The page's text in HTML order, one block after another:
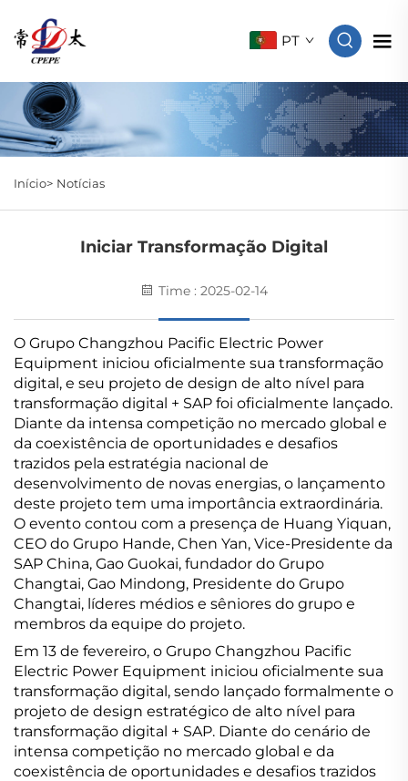
PT
Início> Notícias
Iniciar Transformação Digital
Time : 2025-02-14
O Grupo Changzhou Pacific Electric Power
Equipment iniciou oficialmente sua transformação
digital, e seu projeto de design de alto nível para
transformação digital + SAP foi oficialmente lançado.
Diante da intensa competição no mercado global e
da coexistência de oportunidades e desafios
trazidos pela estratégia nacional de
desenvolvimento de novas energias, o lançamento
deste projeto tem uma importância extraordinária.
O evento contou com a presença de Huang Yiquan,
CEO do Grupo Hande, Chen Yan, Vice-Presidente da
SAP China, Gao Guokai, fundador do Grupo
Changtai, Gao Mindong, Presidente do Grupo
Changtai, líderes médios e sêniores do grupo e
membros da equipe do projeto.
Em 13 de fevereiro, o Grupo Changzhou Pacific
Electric Power Equipment iniciou oficialmente sua
transformação digital, sendo lançado formalmente o
projeto de design estratégico de alto nível para
transformação digital + SAP. Diante do cenário de
intensa competição no mercado global e da
coexistência de oportunidades e desafios trazidos